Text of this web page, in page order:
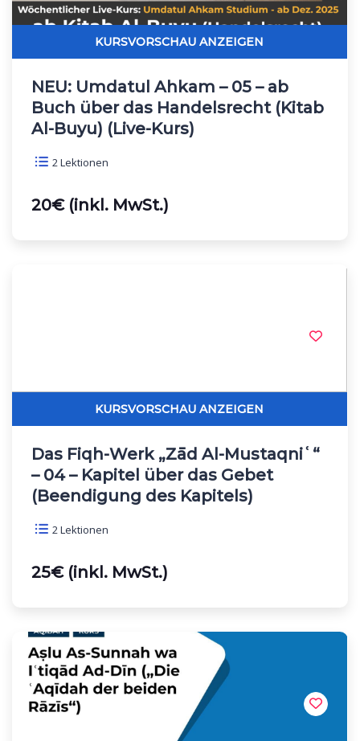
NEU: Umdatul Ahkam – 05 – ab
Buch über das Handelsrecht (Kitab
Al-Buyu) (Live-Kurs)
2 Lektionen
20€ (inkl. MwSt.)
Das Fiqh-Werk „Zād Al-Mustaqniʿ“
– 04 – Kapitel über das Gebet
(Beendigung des Kapitels)
2 Lektionen
25€ (inkl. MwSt.)